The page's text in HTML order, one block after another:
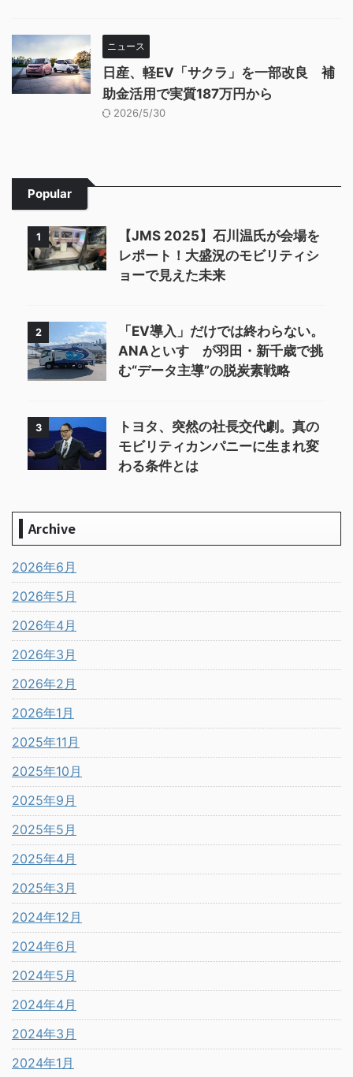
ニュース
日産、軽EV「サクラ」を一部改良 補
助金活用で実質187万円から
2026/5/30
Popular
1
【JMS 2025】石川温氏が会場を
レポート！大盛況のモビリティシ
ョーで見えた未来
2
「EV導入」だけでは終わらない。
ANAといすゞが羽田・新千歳で挑
む“データ主導”の脱炭素戦略
3
トヨタ、突然の社長交代劇。真の
モビリティカンパニーに生まれ変
わる条件とは
Archive
2026年6月
2026年5月
2026年4月
2026年3月
2026年2月
2026年1月
2025年11月
2025年10月
2025年9月
2025年5月
2025年4月
2025年3月
2024年12月
2024年6月
2024年5月
2024年4月
2024年3月
2024年1月